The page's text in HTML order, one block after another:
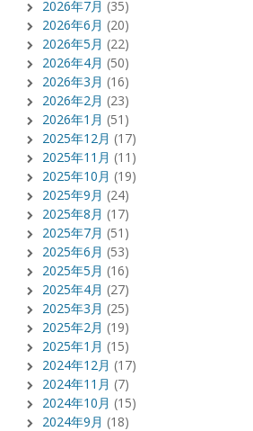
2026年7月 (35)
2026年6月 (20)
2026年5月 (22)
2026年4月 (50)
2026年3月 (16)
2026年2月 (23)
2026年1月 (51)
2025年12月 (17)
2025年11月 (11)
2025年10月 (19)
2025年9月 (24)
2025年8月 (17)
2025年7月 (51)
2025年6月 (53)
2025年5月 (16)
2025年4月 (27)
2025年3月 (25)
2025年2月 (19)
2025年1月 (15)
2024年12月 (17)
2024年11月 (7)
2024年10月 (15)
2024年9月 (18)